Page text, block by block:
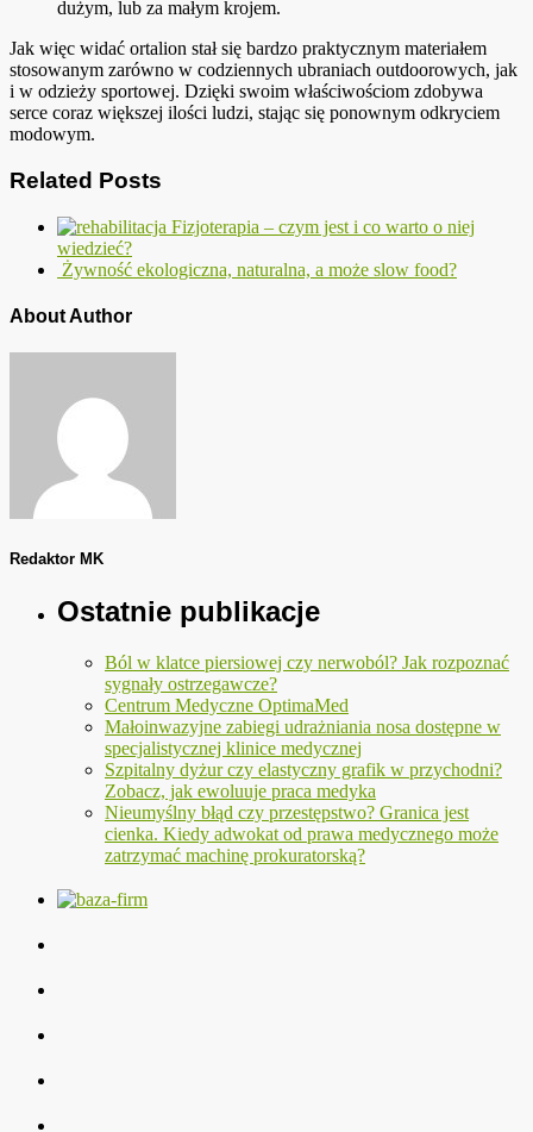
dużym, lub za małym krojem.
Jak więc widać ortalion stał się bardzo praktycznym materiałem
stosowanym zarówno w codziennych ubraniach outdoorowych, jak
i w odzieży sportowej. Dzięki swoim właściwościom zdobywa
serce coraz większej ilości ludzi, stając się ponownym odkryciem
modowym.
Related Posts
Fizjoterapia – czym jest i co warto o niej
wiedzieć?
Żywność ekologiczna, naturalna, a może slow food?
About Author
Redaktor MK
Ostatnie publikacje
Ból w klatce piersiowej czy nerwoból? Jak rozpoznać
sygnały ostrzegawcze?
Centrum Medyczne OptimaMed
Małoinwazyjne zabiegi udrażniania nosa dostępne w
specjalistycznej klinice medycznej
Szpitalny dyżur czy elastyczny grafik w przychodni?
Zobacz, jak ewoluuje praca medyka
Nieumyślny błąd czy przestępstwo? Granica jest
cienka. Kiedy adwokat od prawa medycznego może
zatrzymać machinę prokuratorską?